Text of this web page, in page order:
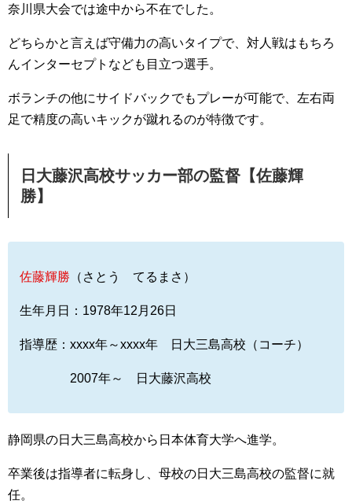
奈川県大会では途中から不在でした。
どちらかと言えば守備力の高いタイプで、対人戦はもちろ
んインターセプトなども目立つ選手。
ボランチの他にサイドバックでもプレーが可能で、左右両
足で精度の高いキックが蹴れるのが特徴です。
日大藤沢高校サッカー部の監督【佐藤輝
勝】
佐藤輝勝 （さとう てるまさ）
生年月日：1978年12月26日
指導歴：xxxx年～xxxx年 日大三島高校（コーチ）
2007年～ 日大藤沢高校
静岡県の日大三島高校から日本体育大学へ進学。
卒業後は指導者に転身し、母校の日大三島高校の監督に就
任。